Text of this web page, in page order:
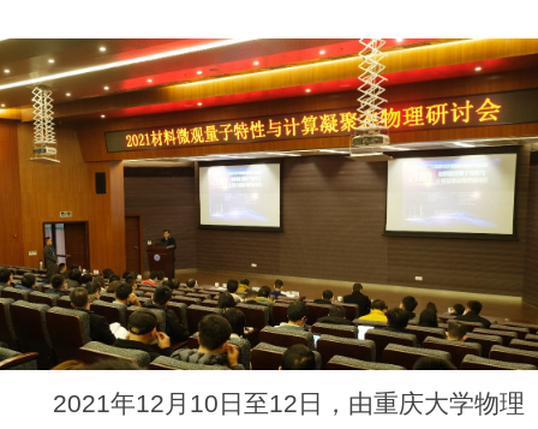
2021年12月10日至12日，由重庆大学物理